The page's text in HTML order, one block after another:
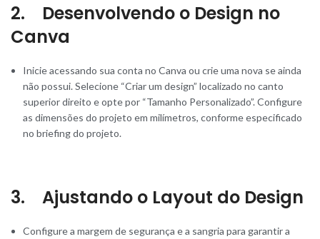
2. Desenvolvendo o Design no
Canva
Inicie acessando sua conta no Canva ou crie uma nova se ainda
não possui. Selecione “Criar um design” localizado no canto
superior direito e opte por “Tamanho Personalizado”. Configure
as dimensões do projeto em milímetros, conforme especificado
no briefing do projeto.
3. Ajustando o Layout do Design
Configure a margem de segurança e a sangria para garantir a